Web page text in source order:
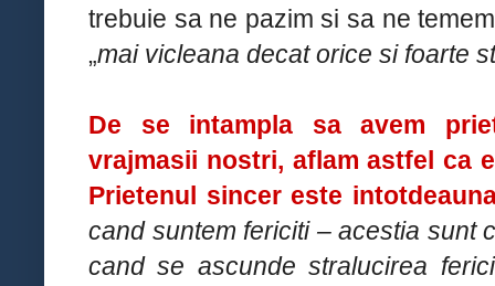
trebuie sa ne pazim si sa ne
„mai vicleana decat orice si foarte
De se intampla sa avem
vrajmasii nostri, aflam astfel ca
Prietenul sincer este
cand suntem fericiti – acestia sunt
cand se ascunde stralucirea